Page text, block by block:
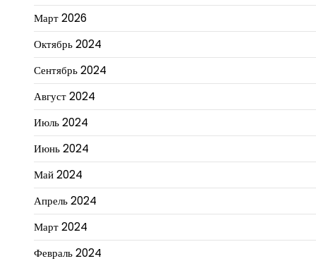
Март 2026
Октябрь 2024
Сентябрь 2024
Август 2024
Июль 2024
Июнь 2024
Май 2024
Апрель 2024
Март 2024
Февраль 2024